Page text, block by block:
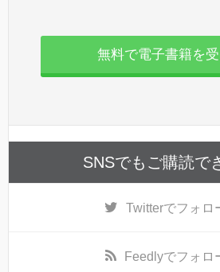
無料で電子書籍を
SNSでもご購読で
Twitterでフォロ
Feedlyでフォロ